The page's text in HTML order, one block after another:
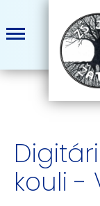
kouli -